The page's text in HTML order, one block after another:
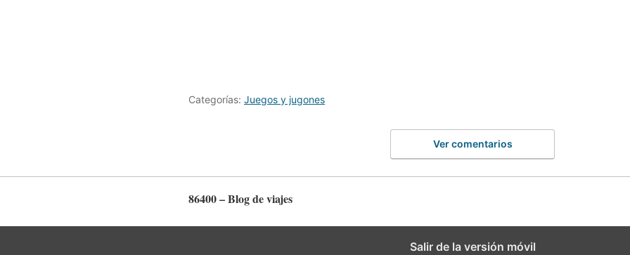
Categorías: Juegos y jugones
Ver comentarios
86400 – Blog de viajes
Salir de la versión móvil